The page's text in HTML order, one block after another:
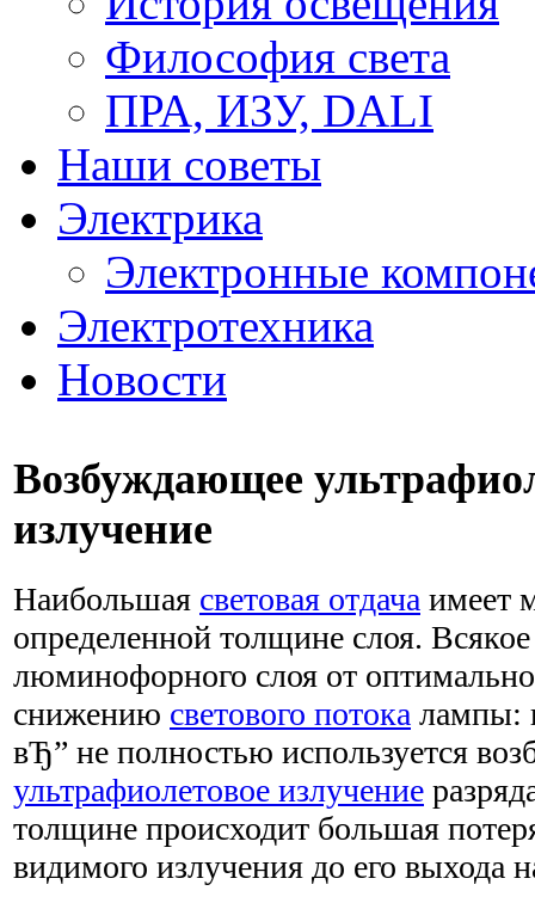
Философия света
ПРА, ИЗУ, DALI
Наши советы
Электрика
Электронные
Электротехника
Новости
Возбуждающее
излучение
Наибольшая световая отдача имеет
определенной толщине слоя.
люминофорного слоя от
снижению светового потока лампы:
вЂ” не полностью используется
ультрафиолетовое излучение
толщине происходит большая
видимого излучения до его выхода